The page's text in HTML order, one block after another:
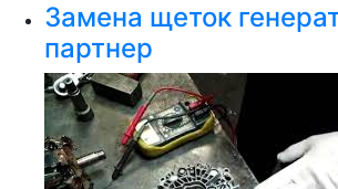
Замена щеток
партнер